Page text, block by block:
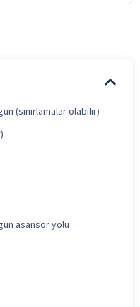
(sınırlamalar olabilir)
asansör yolu